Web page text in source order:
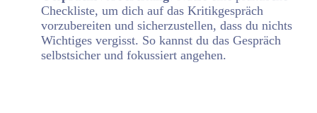
Checkliste, um dich auf das Kritikgespräch
vorzubereiten und sicherzustellen, dass du nichts
Wichtiges vergisst. So kannst du das Gespräch
selbstsicher und fokussiert angehen.